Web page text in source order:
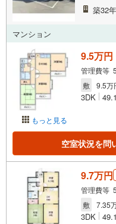
築32
マンション
もっと見る
9.5万円
管理費等
敷
9.5万
3DK
空室状況を問
9.7万円
管理費等
敷
7.35
3DK